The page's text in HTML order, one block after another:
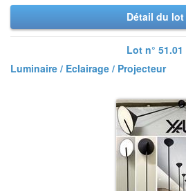
Détail du lot
Lot n° 51.01
Luminaire / Eclairage / Projecteur